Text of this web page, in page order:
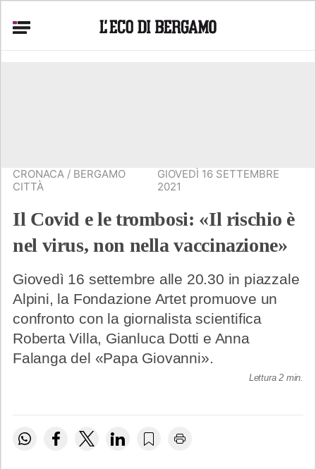
CRONACA / BERGAMO
CITTÀ
GIOVEDÌ 16 SETTEMBRE
2021
Il Covid e le trombosi: «Il rischio è
nel virus, non nella vaccinazione»
Giovedì 16 settembre alle 20.30 in piazzale
Alpini, la Fondazione Artet promuove un
confronto con la giornalista scientifica
Roberta Villa, Gianluca Dotti e Anna
Falanga del «Papa Giovanni».
Lettura 2 min.